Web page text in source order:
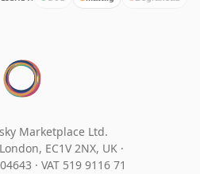
Marketplace Ltd.
EC1V 2NX, UK ·
· VAT 519 9116 71